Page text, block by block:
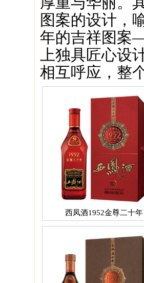
图案的设计，
年的吉祥图案
上独具匠心设
相互呼应，整
西凤酒1952金尊二十年